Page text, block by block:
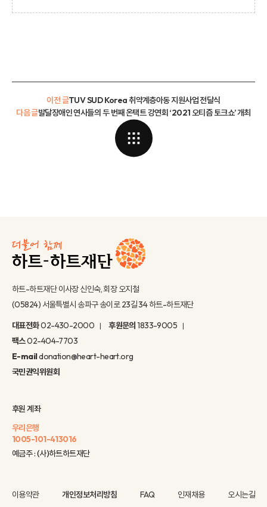
이전 글TUV SUD Korea 취약계층아동 지원사업 전달식
발달장애인 연사들의 두 번째 온택트 강연회 ‘2021 오티즘 토크쇼’ 개최
다음 글
하트-하트재단 이사장 신인숙, 회장 오지철
(05824) 서울특별시 송파구 송이로 23길 34 하트-하트재단
대표전화02-430-2000 후원문의1833-9005
팩스02-404-7703
E-maildonation@heart-heart.org
국민권익위원회
후원 계좌
우리은행
1005-101-413016
예금주 : (사)하트하트재단
이용약관 개인정보처리방침 FAQ 인재채용 오시는길